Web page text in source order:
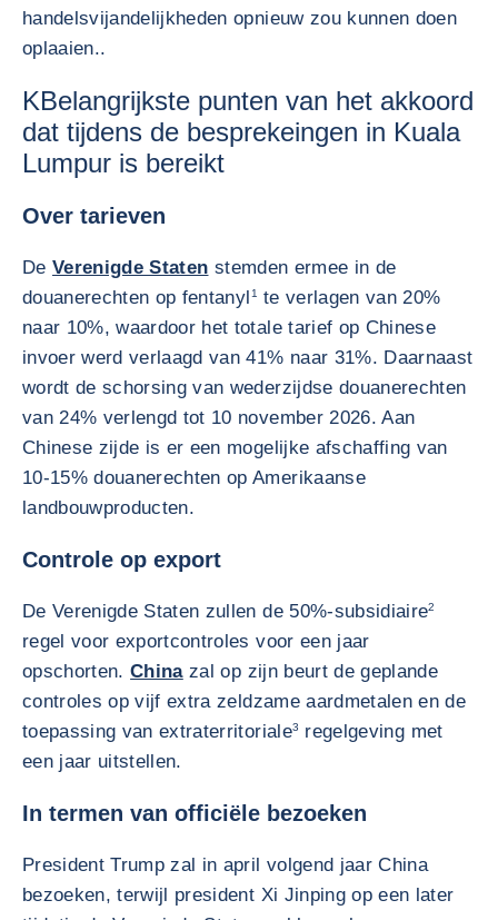
handelsvijandelijkheden opnieuw zou kunnen doen
oplaaien..
KBelangrijkste punten van het akkoord
dat tijdens de besprekeingen in Kuala
Lumpur is bereikt
Over tarieven
DeVerenigde Staten stemden ermee in de
douanerechten op fentanyl 1
te verlagen van 20%
naar 10%, waardoor het totale tarief op Chinese
invoer werd verlaagd van 41% naar 31%. Daarnaast
wordt de schorsing van wederzijdse douanerechten
van 24% verlengd tot 10 november 2026. Aan
Chinese zijde is er een mogelijke afschaffing van
10-15% douanerechten op Amerikaanse
landbouwproducten.
Controle op export
De Verenigde Staten zullen de 50%-subsidiaire2
regel voor exportcontroles voor een jaar
opschorten.Chinazal op zijn beurt de geplande
controles op vijf extra zeldzame aardmetalen en de
toepassing van extraterritoriale3
regelgeving met
een jaar uitstellen.
In termen van officiële bezoeken
President Trump zal in april volgend jaar China
bezoeken, terwijl president Xi Jinping op een later